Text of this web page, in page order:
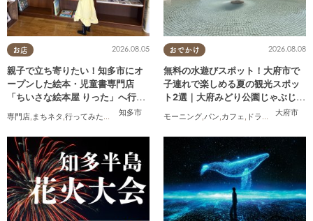
お店
知多市
2026.08.05
親子で立ち寄りたい！知多市にオ
ープンした絵本・児童書専門店
「ちいさな絵本屋 りった」へ行っ
てみた
専門店, まちネタ ,行ってみたレポ ,親子,家族 おひとりさま
おでかけ
大府市
2026.08.08
無料の水遊びスポット！大府市で
子連れで楽しめる夏の観光スポッ
ト2選｜大府みどり公園じゃぶじゃ
ぶ池、ぱんやSUNとえふ
モーニング,パン,カフェ, ドライブ ,観光,